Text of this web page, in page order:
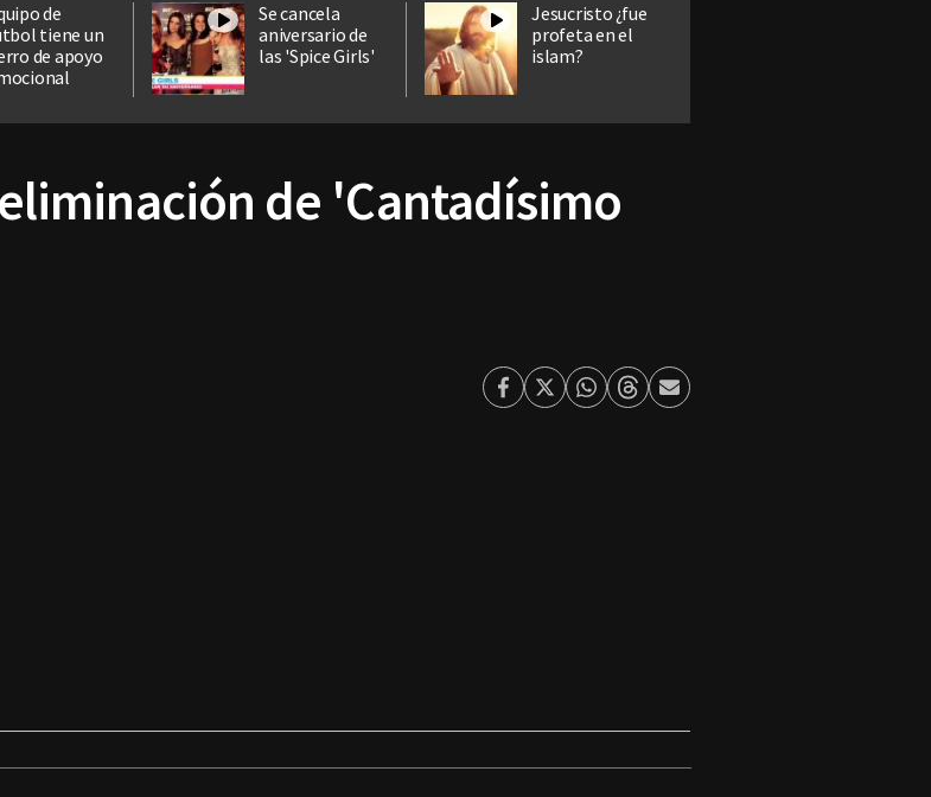
de
tiene un
de apoyo
Se cancela
aniversario de
las 'Spice Girls'
Jesucristo ¿fue
profeta en el
islam?
de 'Cantadísimo
Facebook
TwitterWhatsapp
ThreadsEnviar